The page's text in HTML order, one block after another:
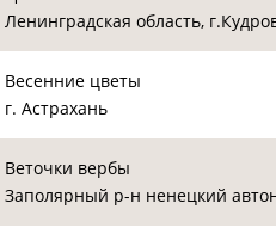
Ленинградская область,
Весенние цветы
г. Астрахань
Веточки вербы
Заполярный р-н ненецкий